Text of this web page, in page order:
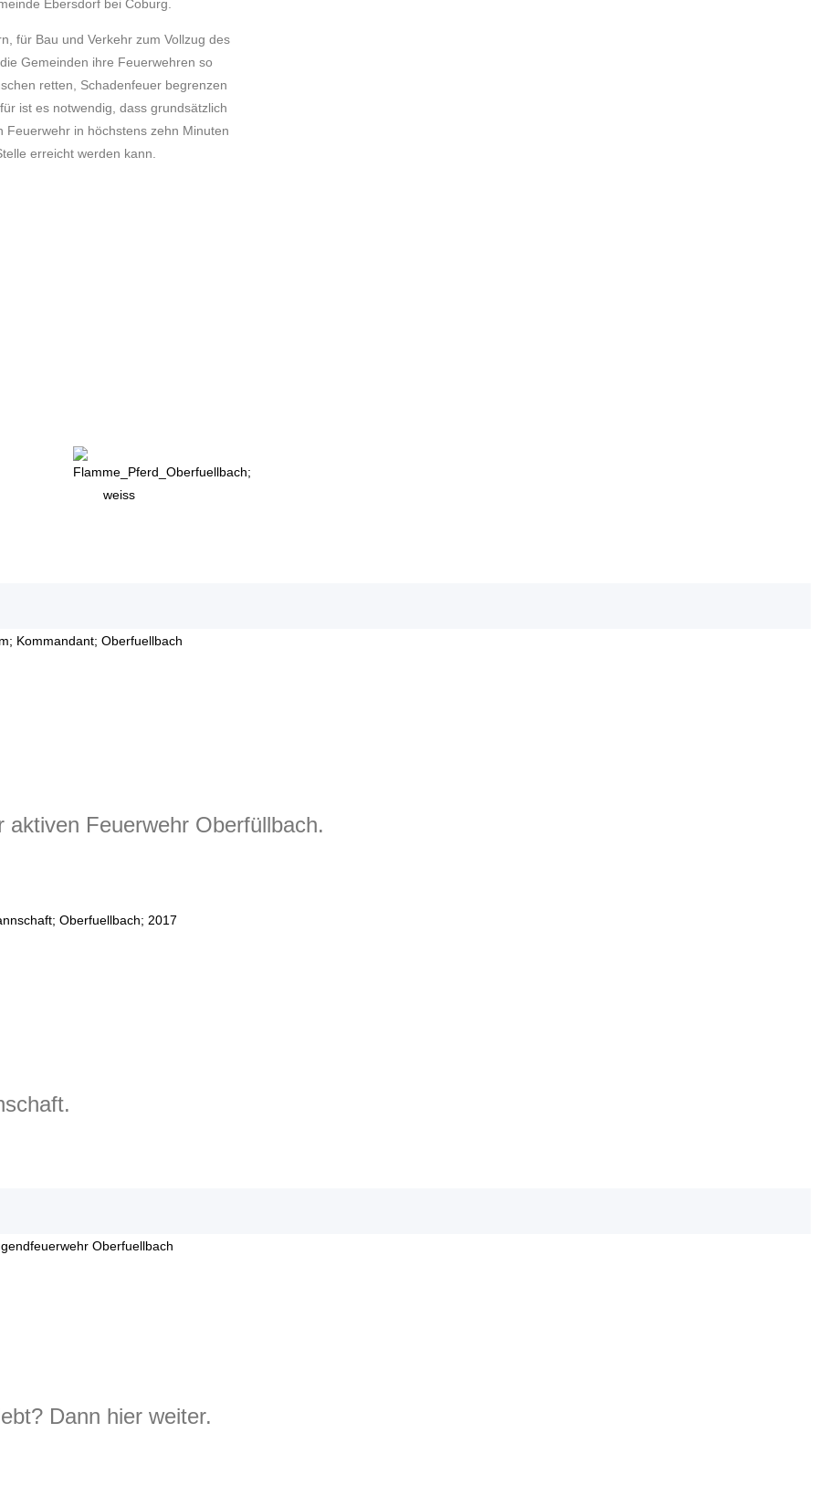
Ebersdorf bei Coburg.
für Bau und Verkehr zum Vollzug des
Gemeinden ihre Feuerwehren so
retten, Schadenfeuer begrenzen
ist es notwendig, dass grundsätzlich
in höchstens zehn Minuten
erreicht werden kann.
Feuerwehr Oberfüllbach.
Dann hier weiter.